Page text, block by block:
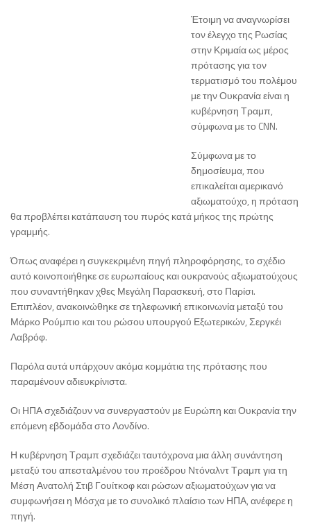
Έτοιμη να αναγνωρίσει
τον έλεγχο της Ρωσίας
στην Κριμαία ως μέρος
πρότασης για τον
τερματισμό του πολέμου
με την Ουκρανία είναι η
κυβέρνηση Τραμπ,
σύμφωνα με το CNN.
Σύμφωνα με το
δημοσίευμα, που
επικαλείται αμερικανό
αξιωματούχο, η πρόταση
θα προβλέπει κατάπαυση του πυρός κατά μήκος της πρώτης
γραμμής.
Όπως αναφέρει η συγκεκριμένη πηγή πληροφόρησης, το σχέδιο
αυτό κοινοποιήθηκε σε ευρωπαίους και ουκρανούς αξιωματούχους
που συναντήθηκαν χθες Μεγάλη Παρασκευή, στο Παρίσι.
Επιπλέον, ανακοινώθηκε σε τηλεφωνική επικοινωνία μεταξύ του
Μάρκο Ρούμπιο και του ρώσου υπουργού Εξωτερικών, Σεργκέι
Λαβρόφ.
Παρόλα αυτά υπάρχουν ακόμα κομμάτια της πρότασης που
παραμένουν αδιευκρίνιστα.
Οι ΗΠΑ σχεδιάζουν να συνεργαστούν με Ευρώπη και Ουκρανία την
επόμενη εβδομάδα στο Λονδίνο.
Η κυβέρνηση Τραμπ σχεδιάζει ταυτόχρονα μια άλλη συνάντηση
μεταξύ του απεσταλμένου του προέδρου Ντόναλντ Τραμπ για τη
Μέση Ανατολή Στιβ Γουίτκοφ και ρώσων αξιωματούχων για να
συμφωνήσει η Μόσχα με το συνολικό πλαίσιο των ΗΠΑ, ανέφερε η
πηγή.